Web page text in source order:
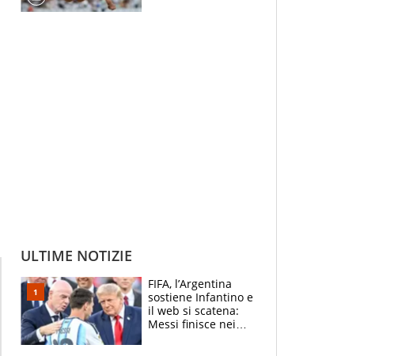
ULTIME NOTIZIE
FIFA, l’Argentina
sostiene Infantino e
il web si scatena:
Messi finisce nei